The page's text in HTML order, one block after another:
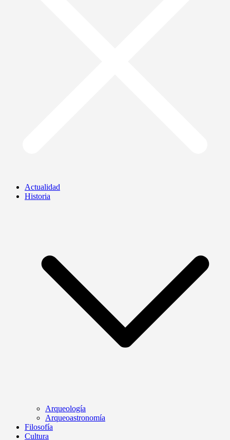
Actualidad
Historia
Arqueología
Arqueoastronomía
Filosofía
Cultura